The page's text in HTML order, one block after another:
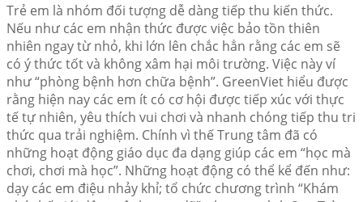
Trẻ em là nhóm đối tượng dễ dàng tiếp thu kiến thức.
Nếu như các em nhận thức được việc bảo tồn thiên
nhiên ngay từ nhỏ, khi lớn lên chắc hẳn rằng các em sẽ
có ý thức tốt và không xâm hại môi trường. Việc này ví
như “phòng bệnh hơn chữa bệnh”. GreenViet hiểu được
rằng hiện nay các em ít có cơ hội được tiếp xúc với thực
tế tự nhiên, yêu thích vui chơi và nhanh chóng tiếp thu tri
thức qua trải nghiệm. Chính vì thế Trung tâm đã có
những hoạt động giáo dục đa dạng giúp các em “học mà
chơi, chơi mà học”. Những hoạt động có thể kể đến như:
dạy các em điệu nhảy khỉ; tổ chức chương trình “Khám